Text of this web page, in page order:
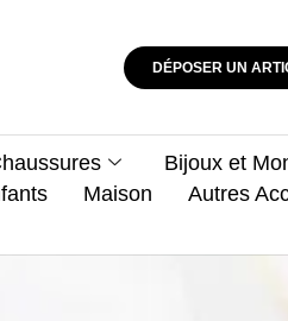
DÉPOSER UN
Bijoux et
Maison
Autres